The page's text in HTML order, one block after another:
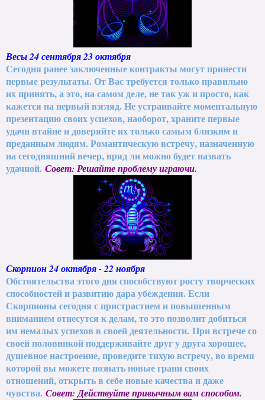
Весы 24 сентября 23 октября
Сегодня ранее заключенные контракты могут принести
первые результаты. От Вас требуется только правильно
их принять, а это, на самом деле, не так уж и просто, как
кажется на первый взгляд. Не устраивайте моментальную
презентацию своих успехов, наоборот, храните первые
удачи втайне и доверяйте их только самым близким и
преданным людям. Романтическую встречу, назначенную
на сегодняшний вечер, вряд ли можно будет назвать
удачной. Совет: Решайте проблему играючи.
Скорпион 24 октября - 22 ноября
Обстоятельства этого дня способствуют росту творческих
способностей и развитию дара убеждения. Если
Скорпионы сегодня с пристрастием и повышенным
вниманием отнесутся к делам, то это позволит добиться
им немалых успехов в своей деятельности. При встрече со
своей половинкой поддерживайте друг у друга хорошее,
душевное настроение, проведите тихую встречу, во время
которой вы можете познать новые грани своих
отношений, открыть в себе новые качества и даже
чувства. Совет: Действуйте привычным вам способом.